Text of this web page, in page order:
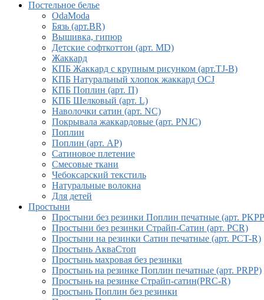
Постельное белье
OdaModa
Бязь (арт.BR)
Вышивка, гипюр
Детские софткоттон (арт. MD)
Жаккард
КПБ Жаккард с крупным рисунком (арт.TJ-B)
КПБ Натуральный хлопок жаккард OCJ
КПБ Поплин (арт. П)
КПБ Шелковый (арт. L)
Наволочки сатин (арт. NC)
Покрывала жаккардовые (арт. PNJC)
Поплин
Поплин (арт. AP)
Сатиновое плетение
Смесовые ткани
Чебоксарский текстиль
Натуральные волокна
Для детей
Простыни
Простыни без резинки Поплин печатные (арт.
Простыни без резинки Страйп-Сатин (арт. PCR)
Простыни на резинки Сатин печатные (арт. PCT-R)
Простынь АкваСтоп
Простынь махровая без резинки
Простынь на резинке Поплин печатные (арт. PRPP)
Простынь на резинке Страйп-сатин(PRC-R)
Простынь Поплин без резинки